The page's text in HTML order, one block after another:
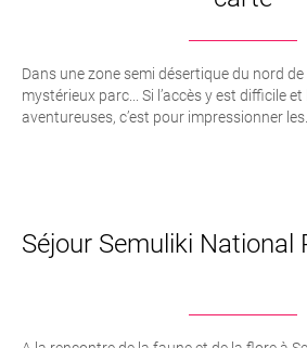
Dans une zone semi désertique du nord de
mystérieux parc... Si l’accès y est difficile
aventureuses, c’est pour impressionner les...
Séjour Semuliki National